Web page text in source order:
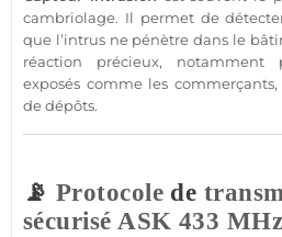
cambriolage. Il permet de
que l’intrus ne pénètre dans le
réaction précieux,
exposés comme les
de dépôts.
📡 Protocolede
sécurisé ASK 433 MHz